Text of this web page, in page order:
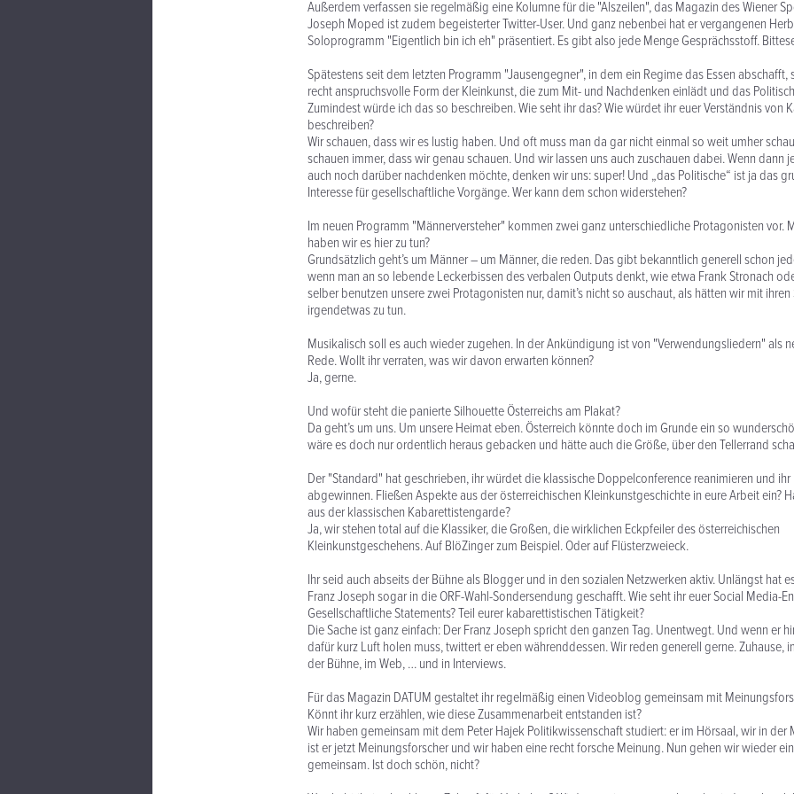
Außerdem verfassen sie regelmäßig eine Kolumne für die "Alszeilen", das Magazin des Wiener
Joseph Moped ist zudem begeisterter Twitter-User. Und ganz nebenbei hat er vergangenen
Soloprogramm "Eigentlich bin ich eh" präsentiert. Es gibt also jede Menge Gesprächsstoff.
Spätestens seit dem letzten Programm "Jausengegner", in dem ein Regime das Essen abschafft,
recht anspruchsvolle Form der Kleinkunst, die zum Mit- und Nachdenken einlädt und das
Zumindest würde ich das so beschreiben. Wie seht ihr das? Wie würdet ihr euer Verständnis von
beschreiben?
Wir schauen, dass wir es lustig haben. Und oft muss man da gar nicht einmal so weit umher
schauen immer, dass wir genau schauen. Und wir lassen uns auch zuschauen dabei. Wenn dann
auch noch darüber nachdenken möchte, denken wir uns: super! Und „das Politische“ ist ja das
Interesse für gesellschaftliche Vorgänge. Wer kann dem schon widerstehen?
Im neuen Programm "Männerversteher" kommen zwei ganz unterschiedliche Protagonisten vor.
haben wir es hier zu tun?
Grundsätzlich geht’s um Männer – um Männer, die reden. Das gibt bekanntlich generell schon
wenn man an so lebende Leckerbissen des verbalen Outputs denkt, wie etwa Frank Stronach
selber benutzen unsere zwei Protagonisten nur, damit’s nicht so auschaut, als hätten wir mit ihren
irgendetwas zu tun.
Musikalisch soll es auch wieder zugehen. In der Ankündigung ist von "Verwendungsliedern" als
Rede. Wollt ihr verraten, was wir davon erwarten können?
Ja, gerne.
Und wofür steht die panierte Silhouette Österreichs am Plakat?
Da geht’s um uns. Um unsere Heimat eben. Österreich könnte doch im Grunde ein so
wäre es doch nur ordentlich heraus gebacken und hätte auch die Größe, über den Tellerrand
Der "Standard" hat geschrieben, ihr würdet die klassische Doppelconference reanimieren und ihr
abgewinnen. Fließen Aspekte aus der österreichischen Kleinkunstgeschichte in eure Arbeit ein?
aus der klassischen Kabarettistengarde?
Ja, wir stehen total auf die Klassiker, die Großen, die wirklichen Eckpfeiler des österreichischen
Kleinkunstgeschehens. Auf BlöZinger zum Beispiel. Oder auf Flüsterzweieck.
Ihr seid auch abseits der Bühne als Blogger und in den sozialen Netzwerken aktiv. Unlängst hat
Franz Joseph sogar in die ORF-Wahl-Sondersendung geschafft. Wie seht ihr euer Social Media-
Gesellschaftliche Statements? Teil eurer kabarettistischen Tätigkeit?
Die Sache ist ganz einfach: Der Franz Joseph spricht den ganzen Tag. Unentwegt. Und wenn er
dafür kurz Luft holen muss, twittert er eben währenddessen. Wir reden generell gerne. Zuhause,
der Bühne, im Web, … und in Interviews.
Für das Magazin DATUM gestaltet ihr regelmäßig einen Videoblog gemeinsam mit
Könnt ihr kurz erzählen, wie diese Zusammenarbeit entstanden ist?
Wir haben gemeinsam mit dem Peter Hajek Politikwissenschaft studiert: er im Hörsaal, wir in der
ist er jetzt Meinungsforscher und wir haben eine recht forsche Meinung. Nun gehen wir wieder
gemeinsam. Ist doch schön, nicht?